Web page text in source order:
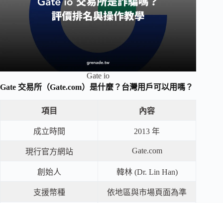
Gate io
Gate 交易所（Gate.com）是什麼？台灣用戶可以用嗎？
項目 內容
成立時間 2013 年
現行官方網站 Gate.com
創始人 韓林 (Dr. Lin Han)
支援幣種 依地區與市場頁面為準